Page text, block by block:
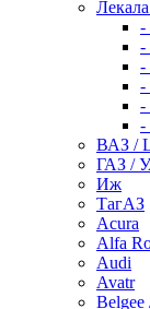
-
-
-
-
-
-
ВАЗ /
ГАЗ /
Иж
ТагАЗ
Acura
Alfa
Audi
Avatr